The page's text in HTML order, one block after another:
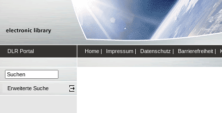
DLR Portal Home | Impressum | Datenschutz | Barrierefreiheit |
Erweiterte Suche